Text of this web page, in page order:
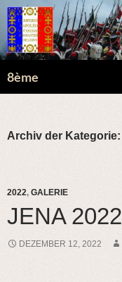
8ème
Archiv der Kategorie:
2022, GALERIE
JENA 2022
DEZEMBER 12, 2022